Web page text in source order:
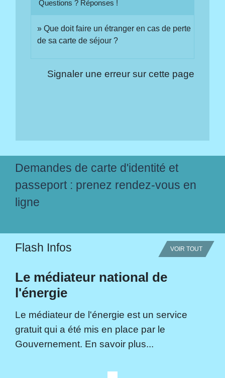
Questions ? Réponses !
Que doit faire un étranger en cas de perte
de sa carte de séjour ?
Signaler une erreur sur cette page
Demandes de carte d'identité et
passeport : prenez rendez-vous en
ligne
Flash Infos VOIR TOUT
Le médiateur national de
l'énergie
Le médiateur de l'énergie est un service
gratuit qui a été mis en place par le
Gouvernement. En savoir plus...